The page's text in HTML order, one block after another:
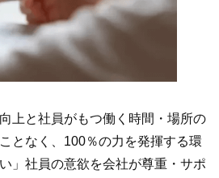
上と社員がもつ働く時間・場所の
となく、100％の力を発揮する環
」社員の意欲を会社が尊重・サポ